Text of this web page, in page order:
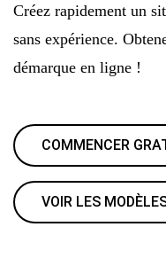
Créez rapidement un
sans expérience.
démarque en ligne !
COMMENCER
VOIR LES